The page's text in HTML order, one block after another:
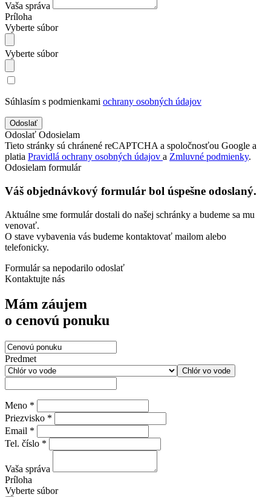
Vaša správa
Príloha
Vyberte súbor
Vyberte súbor
Súhlasím s podmienkami ochrany osobných údajov
Odoslať Odosielam
Tieto stránky sú chránené reCAPTCHA a spoločnosťou Google a
platia Pravidlá ochrany osobných údajov a Zmluvné podmienky.
Odosielam formulár
Váš objednávkový formulár bol úspešne odoslaný.
Aktuálne sme formulár dostali do našej schránky a budeme sa mu
venovať.
O stave vybavenia vás budeme kontaktovať mailom alebo
telefonicky.
Formulár sa nepodarilo odoslať
Kontaktujte nás
Mám záujem
o cenovú ponuku
Predmet
Chlór vo vode
Meno *
Priezvisko *
Email *
Tel. číslo *
Vaša správa
Príloha
Vyberte súbor